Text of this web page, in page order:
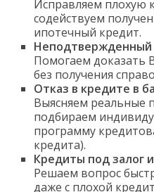
Исправляем плохую
содействуем
ипотечный кредит.
Помогаем доказать
без получения
Отказ в кредите в
Выясняем реальные
подбираем
программу
кредита).
Кредиты под залог
Решаем вопрос
даже с плохой